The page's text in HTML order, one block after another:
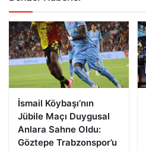
İsmail Köybaşı’nın
Jübile Maçı Duygusal
Anlara Sahne Oldu:
Göztepe Trabzonspor’u